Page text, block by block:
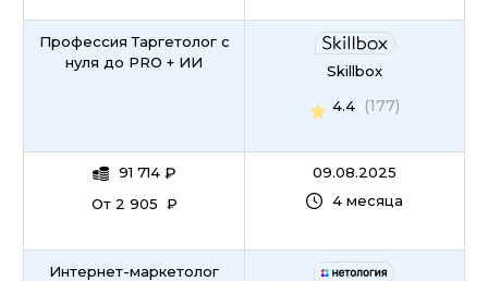
Профессия Таргетолог с
нуля до PRO + ИИ
91 714₽
От 2 905 ₽
Skillbox
4.4
(177)
09.08.2025
4 месяца
Интернет-маркетолог